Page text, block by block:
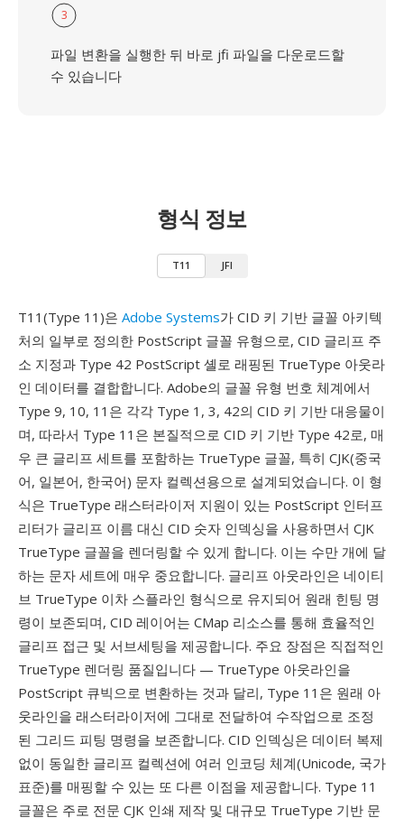
3
파일 변환을 실행한 뒤 바로 jfi 파일을 다운로드할
수 있습니다
형식 정보
T11 JFI
T11(Type 11)은 Adobe Systems가 CID 키 기반 글꼴 아키텍
처의 일부로 정의한 PostScript 글꼴 유형으로, CID 글리프 주
소 지정과 Type 42 PostScript 셸로 래핑된 TrueType 아웃라
인 데이터를 결합합니다. Adobe의 글꼴 유형 번호 체계에서
Type 9, 10, 11은 각각 Type 1, 3, 42의 CID 키 기반 대응물이
며, 따라서 Type 11은 본질적으로 CID 키 기반 Type 42로, 매
우 큰 글리프 세트를 포함하는 TrueType 글꼴, 특히 CJK(중국
어, 일본어, 한국어) 문자 컬렉션용으로 설계되었습니다. 이 형
식은 TrueType 래스터라이저 지원이 있는 PostScript 인터프
리터가 글리프 이름 대신 CID 숫자 인덱싱을 사용하면서 CJK
TrueType 글꼴을 렌더링할 수 있게 합니다. 이는 수만 개에 달
하는 문자 세트에 매우 중요합니다. 글리프 아웃라인은 네이티
브 TrueType 이차 스플라인 형식으로 유지되어 원래 힌팅 명
령이 보존되며, CID 레이어는 CMap 리소스를 통해 효율적인
글리프 접근 및 서브세팅을 제공합니다. 주요 장점은 직접적인
TrueType 렌더링 품질입니다 — TrueType 아웃라인을
PostScript 큐빅으로 변환하는 것과 달리, Type 11은 원래 아
웃라인을 래스터라이저에 그대로 전달하여 수작업으로 조정
된 그리드 피팅 명령을 보존합니다. CID 인덱싱은 데이터 복제
없이 동일한 글리프 컬렉션에 여러 인코딩 체계(Unicode, 국가
표준)를 매핑할 수 있는 또 다른 이점을 제공합니다. Type 11
글꼴은 주로 전문 CJK 인쇄 제작 및 대규모 TrueType 기반 문